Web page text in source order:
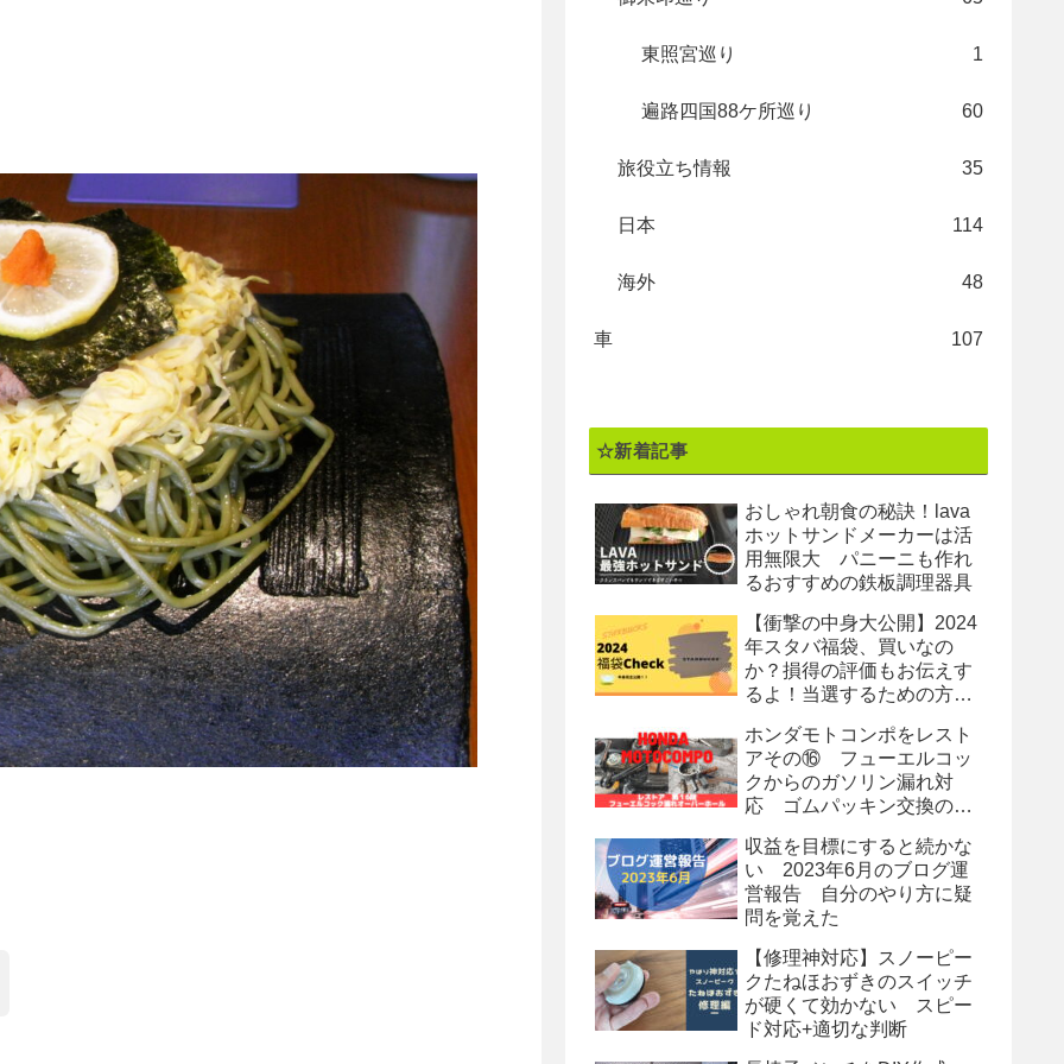
東照宮巡り 1
遍路四国88ケ所巡り 60
旅役立ち情報 35
日本 114
海外 48
車 107
☆新着記事
おしゃれ朝食の秘訣！lava
ホットサンドメーカーは活
用無限大 パニーニも作れ
るおすすめの鉄板調理器具
【衝撃の中身大公開】2024
年スタバ福袋、買いなの
か？損得の評価もお伝えす
るよ！当選するための方法
ホンダモトコンポをレスト
アその⑯ フューエルコッ
クからのガソリン漏れ対
応 ゴムパッキン交換のオ
収益を目標にすると続かな
い 2023年6月のブログ運
営報告 自分のやり方に疑
問を覚えた
【修理神対応】スノーピー
クたねほおずきのスイッチ
が硬くて効かない スピー
ド対応+適切な判断